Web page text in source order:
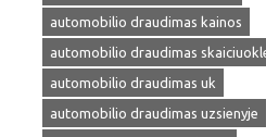
automobilio draudimas kainos
automobilio draudimas
automobilio draudimas uk
automobilio draudimas uzsienyje